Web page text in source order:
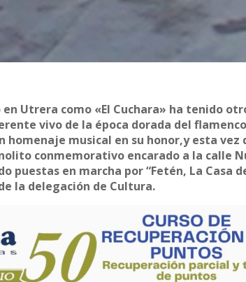
Utrera como «El Cuchara» ha tenido
vivo de la época dorada del
musical en su honor,y esta
conmemorativo encarado a la calle
puestas en marcha por “Fetén, La Casa
la delegación de Cultura.